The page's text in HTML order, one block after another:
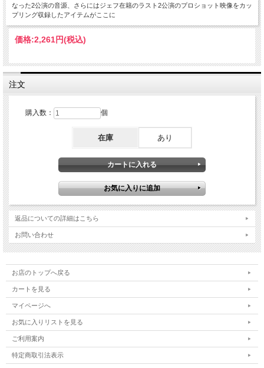
なった2公演の音源、さらにはジェフ在籍のラスト2公演のプロショット映像をカッ
プリング収録したアイテムがここに
価格:2,261円(税込)
注文
購入数： 個
在庫 あり
返品についての詳細はこちら
お問い合わせ
お店のトップへ戻る
カートを見る
マイページへ
お気に入りリストを見る
ご利用案内
特定商取引法表示